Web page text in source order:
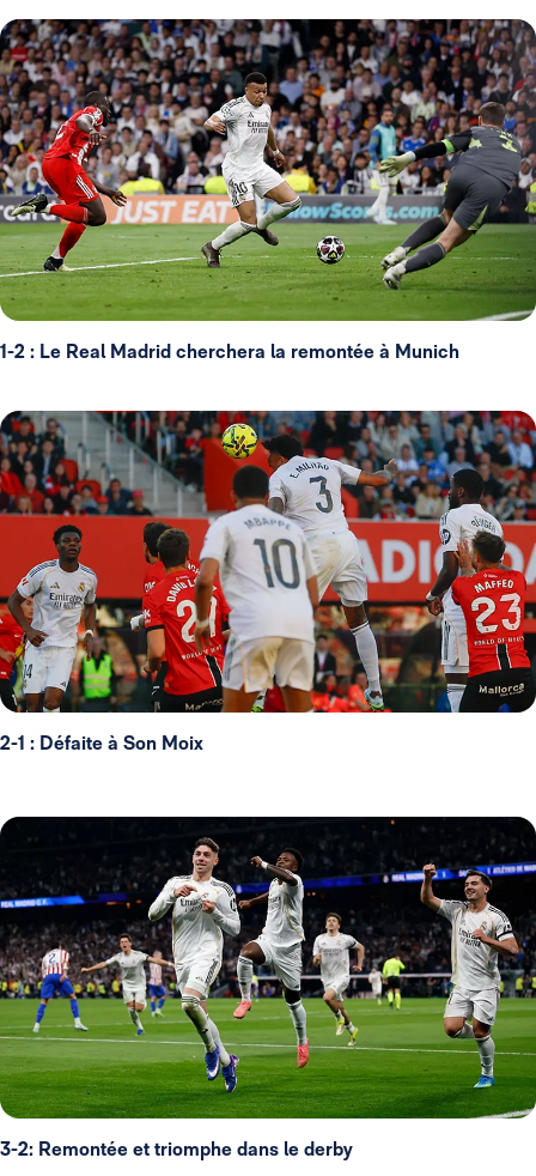
1-2 : Le Real Madrid cherchera la remontée à Munich
2-1 : Défaite à Son Moix
3-2: Remontée et triomphe dans le derby